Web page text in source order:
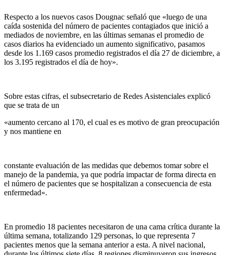
Respecto a los nuevos casos Dougnac señaló que «luego de una
caída sostenida del número de pacientes contagiados que inició a
mediados de noviembre, en las últimas semanas el promedio de
casos diarios ha evidenciado un aumento significativo, pasamos
desde los 1.169 casos promedio registrados el día 27 de diciembre, a
los 3.195 registrados el día de hoy».
Sobre estas cifras, el subsecretario de Redes Asistenciales explicó
que se trata de un
«aumento cercano al 170, el cual es es motivo de gran preocupación
y nos mantiene en
constante evaluación de las medidas que debemos tomar sobre el
manejo de la pandemia, ya que podría impactar de forma directa en
el número de pacientes que se hospitalizan a consecuencia de esta
enfermedad».
En promedio 18 pacientes necesitaron de una cama crítica durante la
última semana, totalizando 129 personas, lo que representa 7
pacientes menos que la semana anterior a esta. A nivel nacional,